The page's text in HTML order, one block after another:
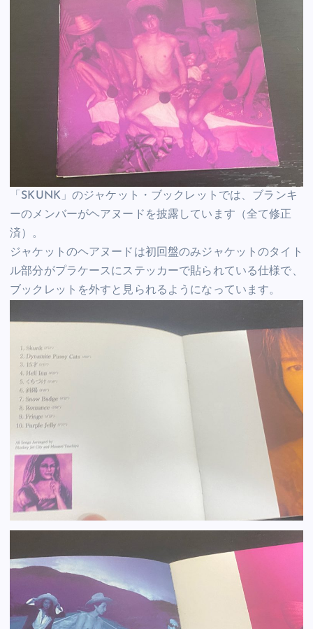
「SKUNK」のジャケット・ブックレットでは、ブランキ
ーのメンバーがヘアヌードを披露しています（全て修正
済）。
ジャケットのヘアヌードは初回盤のみジャケットのタイト
ル部分がプラケースにステッカーで貼られている仕様で、
ブックレットを外すと見られるようになっています。